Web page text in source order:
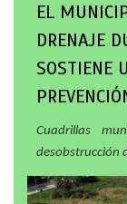
EL
DRENAJE
SOSTIENE
Cuadrillas
desobstrucción